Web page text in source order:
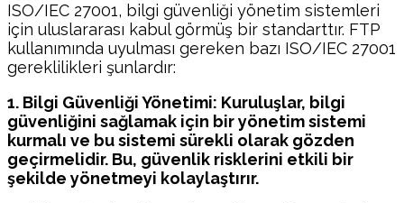
ISO/IEC 27001, bilgi güvenliği yönetim sistemleri
için uluslararası kabul görmüş bir standarttır. FTP
kullanımında uyulması gereken bazı ISO/IEC 27001
gereklilikleri şunlardır:
1. Bilgi Güvenliği Yönetimi: Kuruluşlar, bilgi
güvenliğini sağlamak için bir yönetim sistemi
kurmalı ve bu sistemi sürekli olarak gözden
geçirmelidir. Bu, güvenlik risklerini etkili bir
şekilde yönetmeyi kolaylaştırır.